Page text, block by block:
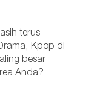
terus
Kpop di
besar
Anda?